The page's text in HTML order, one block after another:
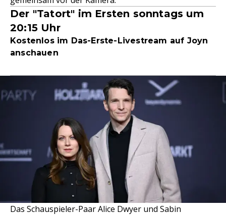
Der "Tatort" im Ersten sonntags um
20:15 Uhr
Kostenlos im Das-Erste-Livestream auf Joyn
anschauen
Das Schauspieler-Paar Alice Dwyer und Sabin